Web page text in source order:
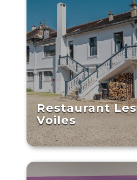
Restaurant Les
Voiles